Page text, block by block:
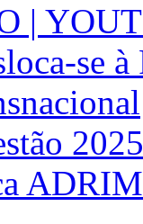
|
se
2025